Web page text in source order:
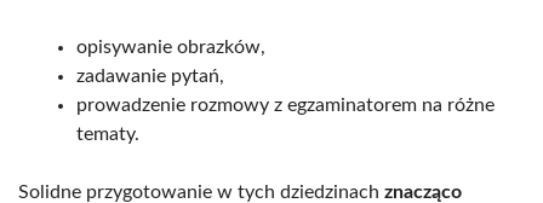
opisywanie obrazków,
zadawanie pytań,
prowadzenie rozmowy z egzaminatorem na różne
tematy.
Solidne przygotowanie w tych dziedzinach znacząco